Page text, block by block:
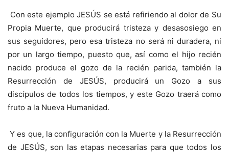
Con este ejemplo JESÚS se está refiriendo al dolor de Su
Propia Muerte, que producirá tristeza y desasosiego en
sus seguidores, pero esa tristeza no será ni duradera, ni
por un largo tiempo, puesto que, así como el hijo recién
nacido produce el gozo de la recién parida, también la
Resurrección de JESÚS, producirá un Gozo a sus
discípulos de todos los tiempos, y este Gozo traerá como
fruto a la Nueva Humanidad.
Y es que, la configuración con la Muerte y la Resurrección
de JESÚS, son las etapas necesarias para que todos los